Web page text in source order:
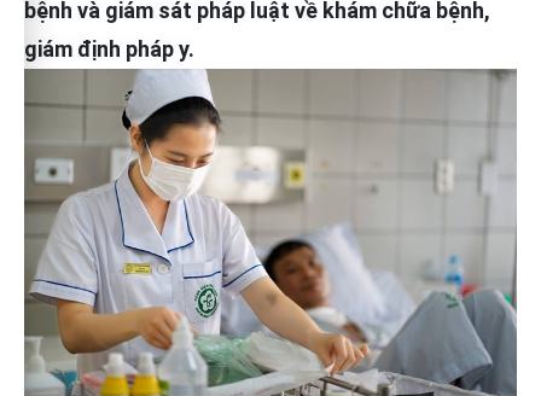
bệnh và giám sát pháp luật về khám chữa bệnh,
giám định pháp y.